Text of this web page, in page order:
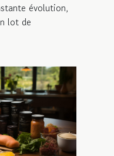
évolution,
lot de